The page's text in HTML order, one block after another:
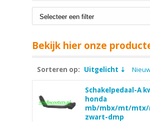
Bekijk hier onze
Sorteren op: Uitgelicht
Schakelpedaal-A
honda
mb/mbx/mt/mtx/
zwart-dmp